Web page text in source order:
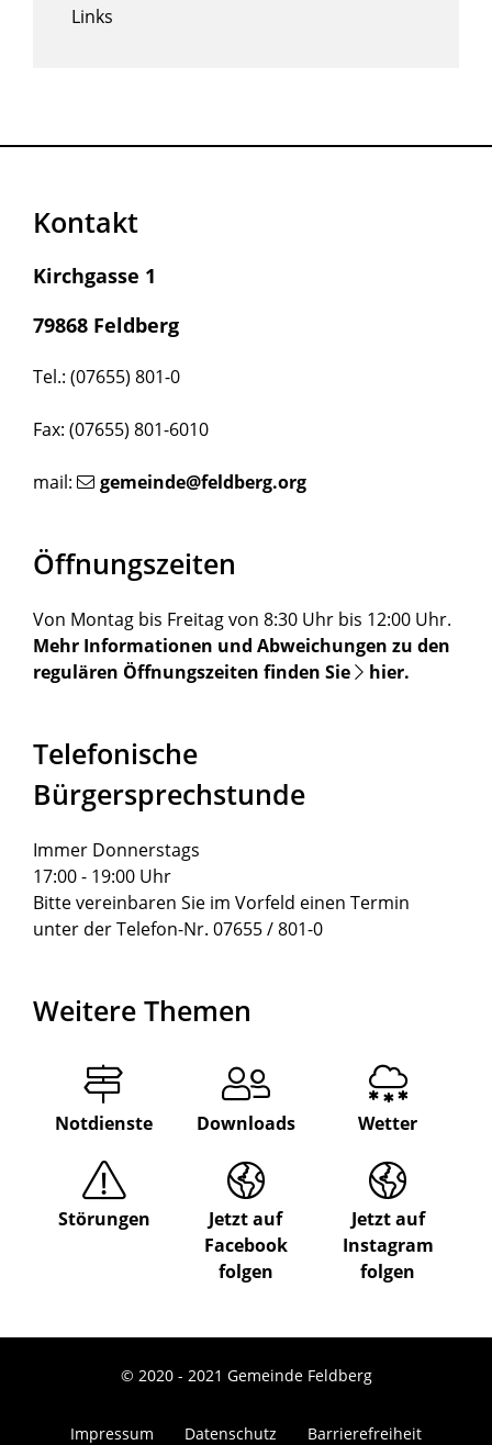
Links
Kontakt
Kirchgasse 1
79868 Feldberg
Tel.: (07655) 801-0
Fax: (07655) 801-6010
mail: gemeinde@feldberg.org
Öffnungszeiten
Von Montag bis Freitag von 8:30 Uhr bis 12:00 Uhr.
Mehr Informationen und Abweichungen zu den
regulären Öffnungszeiten finden Sie
hier.
Telefonische
Bürgersprechstunde
Immer Donnerstags
17:00 - 19:00 Uhr
Bitte vereinbaren Sie im Vorfeld einen Termin
unter der Telefon-Nr. 07655 / 801-0
Weitere Themen
Notdienste Downloads Wetter
Störungen
Jetzt auf
Facebook
folgen
Jetzt auf
Instagram
folgen
© 2020 - 2021 Gemeinde Feldberg
Impressum Datenschutz Barrierefreiheit